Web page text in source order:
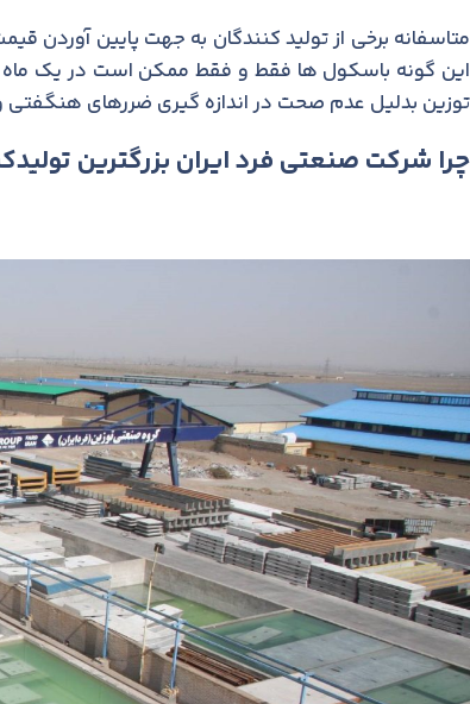
متاسفانه برخی از تولید کنندگان به جهت پایین آوردن
این گونه باسکول ها فقط و فقط ممکن است در یک ماه
توزین بدلیل عدم صحت در اندازه گیری ضررهای هنگفتی
چرا شرکت صنعتی فرد ایران بزرگترین